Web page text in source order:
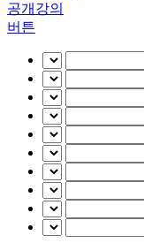
공개강의
버튼